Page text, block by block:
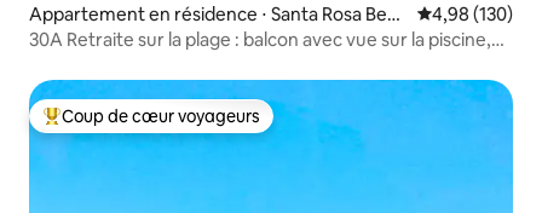
Appartement en résidence ⋅ Santa Rosa Beac
h
Évaluation
4,98 (130)
30A Retraite sur la plage : balcon avec vue sur la piscine,
Coups de cœur voyageurs les plus appréciés
Coup de cœur voyageurs